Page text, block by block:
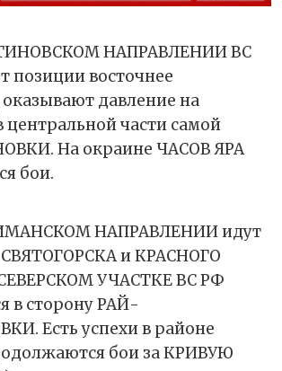
НАПРАВЛЕНИИ ВС
позиции восточнее
давление на
центральной части самой
На окраине ЧАСОВ ЯРА
бои.
НАПРАВЛЕНИИ идут
СВЯТОГОРСКА и КРАСНОГО
УЧАСТКЕ ВС РФ
в сторону РАЙ-
Есть успехи в районе
бои за КРИВУЮ